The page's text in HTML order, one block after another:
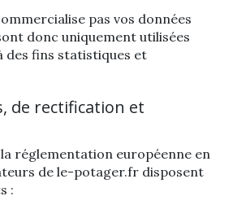
pas vos données
donc uniquement utilisées
des fins statistiques et
de rectification et
réglementation européenne en
de le-potager.fr disposent
: